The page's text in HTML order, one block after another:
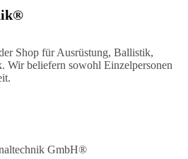
Shop für Ausrüstung, Ballistik,
beliefern sowohl Einzelpersonen
GmbH®